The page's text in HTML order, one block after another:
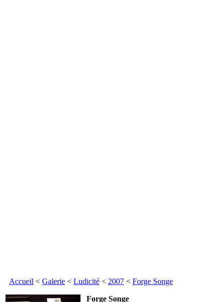
Accueil < Galerie < Ludicité < 2007 < Forge Songe
Forge Songe